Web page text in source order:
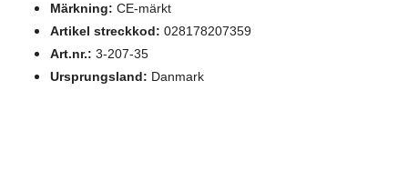
Märkning: CE-märkt
Artikel streckkod: 028178207359
Art.nr.: 3-207-35
Ursprungsland: Danmark